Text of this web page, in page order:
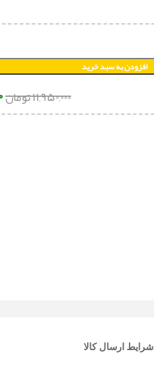
افزودن به سبد خرید
۱۱,۹۵۰,۰۰۰تومان
شرایط ارسال کالا